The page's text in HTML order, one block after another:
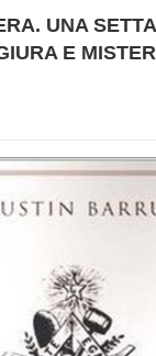
UNA
E